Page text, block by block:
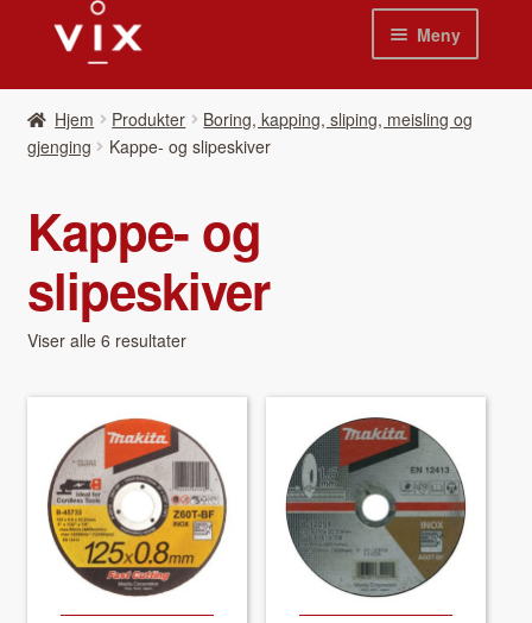
Hopp
til
navigasjon
Hopp
til
innhold
Meny
Hjem
Nyheter
Se kat­a­loger
Video
Kon­takt oss
Våre leverandør­er
About VIX
Hjem Pro­duk­ter
Boring, kapping, sliping, meisling og
gjenging
Kappe- og slipeskiver
Kappe- og
slipeskiver
Viser alle 6 resultater